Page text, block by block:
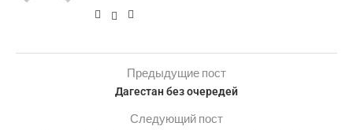
Предыдущие пост
Дагестан без очередей
Следующий пост